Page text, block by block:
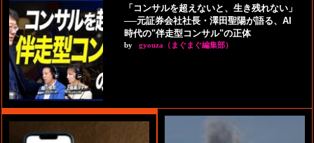
「コンサルを超えないと、生き残れない」
──元証券会社社長・澤田聖陽が語る、AI
時代の"伴走型コンサル"の正体
by gyouza（まぐまぐ編集部）